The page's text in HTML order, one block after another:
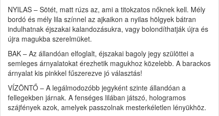
NYILAS – Sötét, matt rúzs az, ami a titokzatos nőknek kell. Mély
bordó és mély lila színnel az ajkaikon a nyilas hölgyek bátran
indulhatnak éjszakai kalandozásukra, vagy bolondíthatják újra és
újra magukba szerelmüket.
BAK – Az állandóan elfoglalt, éjszakai bagoly jegy szülöttei a
semleges árnyalatokat érezhetik magukhoz közelebb. A barackos
árnyalat kis pinkkel fűszerezve jó választás!
VÍZÖNTŐ – A legálmodozóbb jegyként szinte állandóan a
fellegekben járnak. A fenséges lilában játszó, hologramos
szájfények azok, amelyek passzolnak mesterkéletlen lényükhöz.